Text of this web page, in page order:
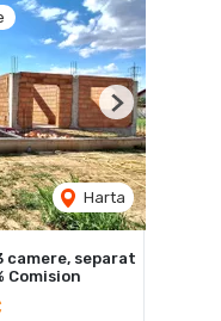
Harta
Next
camere, separat
Comision